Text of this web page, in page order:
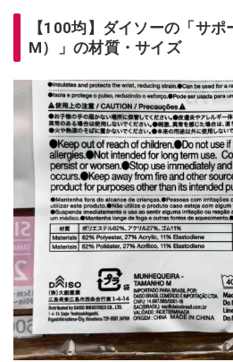
【100均】ダイソーの「サポ
M）」の材質・サイズ